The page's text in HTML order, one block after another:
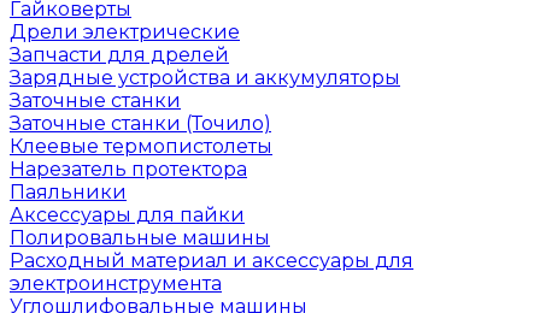
Гайковерты
Дрели электрические
Запчасти для дрелей
Зарядные устройства и аккумуляторы
Заточные станки
Заточные станки (Точило)
Клеевые термопистолеты
Нарезатель протектора
Паяльники
Аксессуары для пайки
Полировальные машины
Расходный материал и аксессуары для
электроинструмента
Углошлифовальные машины